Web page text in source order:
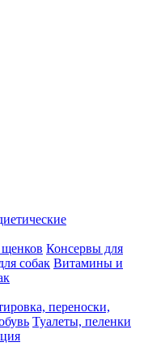
Консервы для
собак Витамины и
переноски,
Туалеты, пеленки